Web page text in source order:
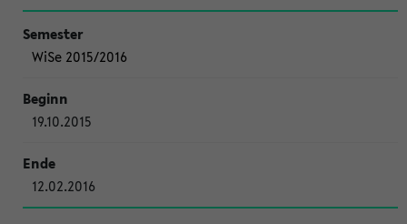
WiSe 2015/2016
19.10.2015
12.02.2016